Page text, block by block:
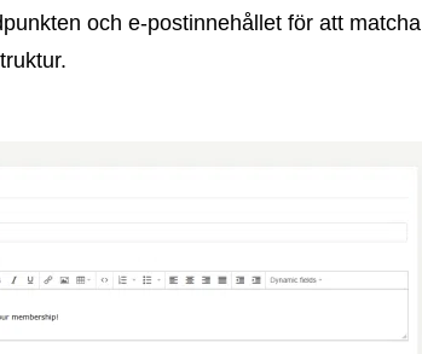
och e-postinnehållet för att matcha